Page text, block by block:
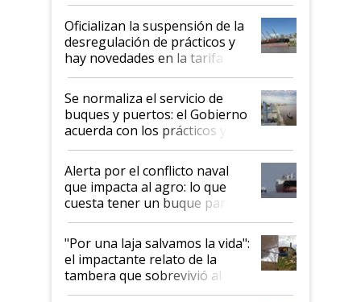
Oficializan la suspensión de la
desregulación de prácticos y
hay novedades en la tarifa de
la hidrovía
Se normaliza el servicio de
buques y puertos: el Gobierno
acuerda con los prácticos y
suspende el decreto de
desregulación
Alerta por el conflicto naval
que impacta al agro: lo que
cuesta tener un buque parado
y el peligro de que Argentina
pase a ser "país sucio"
"Por una laja salvamos la vida":
el impactante relato de la
tambera que sobrevivió al
tornado